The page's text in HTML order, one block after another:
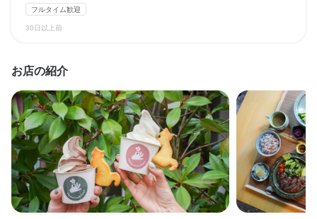
プライバシーポリシー
企業情報
フルタイム歓迎
30日以上前
お店の紹介
昇給あり 交通費支給
給与補足
勤務時間
シフト例：8:00～14:00、10:00～15:00、11:00～16:00など（週2
日～OK、1日3h～OK、勤務時間は応相談）8:00～17:00などフル
タイムも大歓迎！
ランチタイムのみ勤務OK ダブルワーク・副業OK フルタイム歓迎
転勤なし
長期勤務歓迎
週2日からOK シフト制